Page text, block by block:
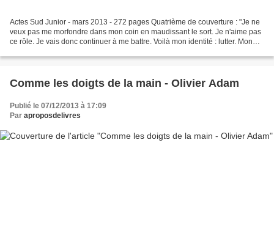
Actes Sud Junior - mars 2013 - 272 pages Quatrième de couverture : "Je ne
veux pas me morfondre dans mon coin en maudissant le sort. Je n'aime pas
ce rôle. Je vais donc continuer à me battre. Voilà mon identité : lutter. Mon
Comme les doigts de la main - Olivier Adam
Publié le 07/12/2013 à 17:09
Par aproposdelivres